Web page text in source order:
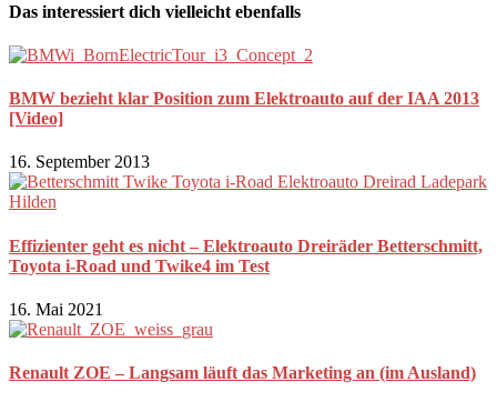
Das interessiert dich vielleicht ebenfalls
BMW bezieht klar Position zum Elektroauto auf der IAA 2013
[Video]
16. September 2013
Effizienter geht es nicht – Elektroauto Dreiräder Betterschmitt,
Toyota i-Road und Twike4 im Test
16. Mai 2021
Renault ZOE – Langsam läuft das Marketing an (im Ausland)